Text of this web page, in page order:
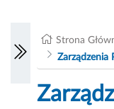
Strona
Zarządzenia